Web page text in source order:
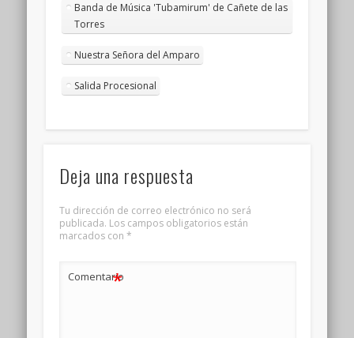
Banda de Música 'Tubamirum' de Cañete de las
Torres
Nuestra Señora del Amparo
Salida Procesional
Deja una respuesta
Tu dirección de correo electrónico no será
publicada. Los campos obligatorios están
marcados con *
Comentario
*